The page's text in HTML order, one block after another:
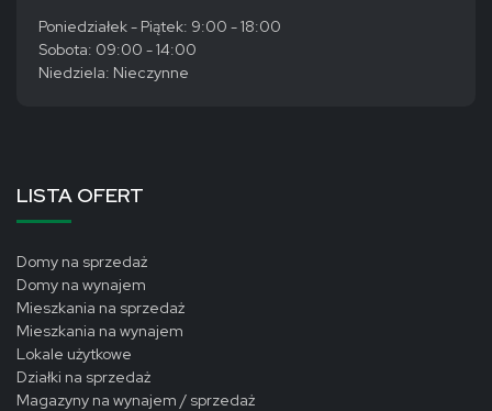
Poniedziałek - Piątek: 9:00 - 18:00
Sobota: 09:00 - 14:00
Niedziela: Nieczynne
LISTA OFERT
Domy na sprzedaż
Domy na wynajem
Mieszkania na sprzedaż
Mieszkania na wynajem
Lokale użytkowe
Działki na sprzedaż
Magazyny na wynajem / sprzedaż